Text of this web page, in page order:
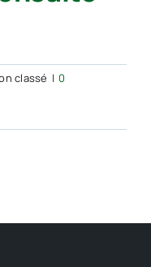
classé | 0